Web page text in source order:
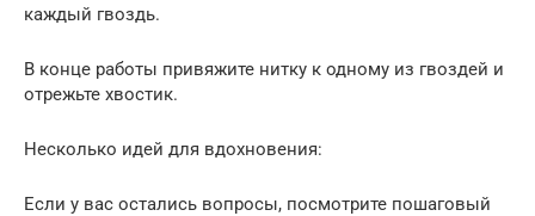
каждый гвоздь.
В конце работы привяжите нитку к одному из гвоздей и
отрежьте хвостик.
Несколько идей для вдохновения:
Если у вас остались вопросы, посмотрите пошаговый